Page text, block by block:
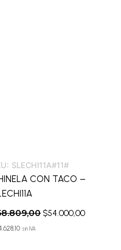
SLECHI11A#11#
CON TACO –
$54.000,00
sin IVA